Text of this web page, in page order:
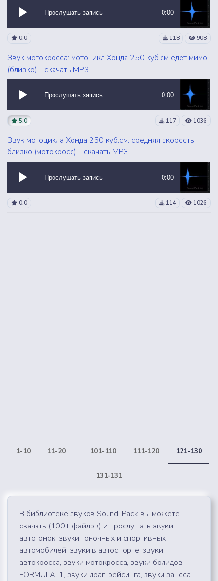
Прослушать запись 0:00
0.0 118 908
Звук мотокросса: мотоцикл Хонда 250 куб.см едет мимо
(близко) - скачать MP3
Прослушать запись 0:00
5.0 117 1036
Звук мотоцикла Хонда 250 куб.см: средняя скорость,
близко (мотокросс) - скачать MP3
Прослушать запись 0:00
0.0 114 1026
1-10 11-20 ... 101-110 111-120 121-130
131-131
В библиотеке звуков Sound-Pack вы можете
скачать (100+ файлов) и прослушать звуки
автогонок, звуки гоночных и спортивных
автомобилей, звуки в автоспорте, звуки
автокросса, звуки мотокросса, звуки болидов
FORMULA-1, звуки драг-рейсинга, звуки заноса